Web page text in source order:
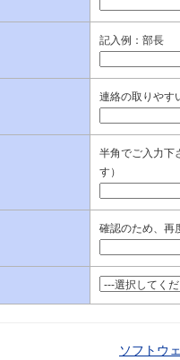
記入例：部長
連絡の取りやす
半角でご入力下
す）
確認のため、再
ソフトウ